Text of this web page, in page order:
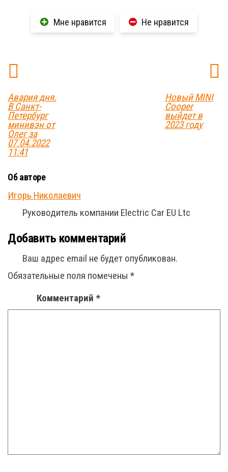
Мне нравится Не нравится
Авария дня.
В Санкт-
Петербург
минивэн от
Олег за
07.04.2022
11:41
Новый MINI
Cooper
выйдет в
2023 году
Об авторе
Игорь Николаевич
Руководитель компании Electric Car EU Ltc
Добавить комментарий
Ваш адрес email не будет опубликован.
Обязательные поля помечены *
Комментарий *